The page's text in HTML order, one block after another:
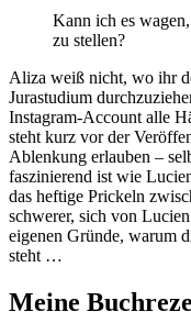
Kann ich es
zu stellen?
Aliza weiß nicht, wo ihr
Jurastudium
Instagram-Account alle
steht kurz vor der
Ablenkung erlauben –
faszinierend ist wie
das heftige Prickeln
schwerer, sich von
eigenen Gründe, warum
steht …
Meine